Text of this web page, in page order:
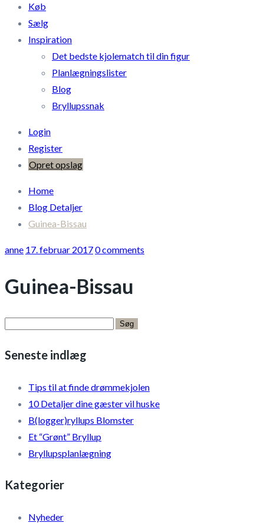
Køb
Sælg
Inspiration
Det bedste kjolematch til din figur
Planlægningslister
Blog
Bryllupssnak
Login
Register
Opret opslag
Home
Blog Detaljer
Guinea-Bissau
anne 17. februar 20170 comments
Guinea-Bissau
Seneste indlæg
Tips til at finde drømmekjolen
10 Detaljer dine gæster vil huske
B(logger)ryllups Blomster
Et “Grønt” Bryllup
Bryllupsplanlægning
Kategorier
Nyheder